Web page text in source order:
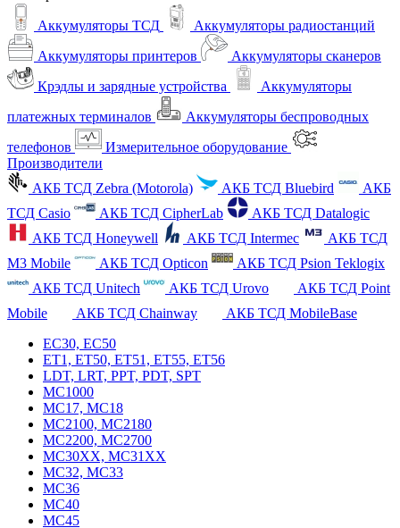
Аккумуляторы ТСД
Аккумуляторы радиостанций
Аккумуляторы принтеров
Аккумуляторы сканеров
Крэдлы и зарядные устройства
Аккумуляторы
платежных терминалов
Аккумуляторы беспроводных
телефонов
Измерительное оборудование
Производители
АКБ ТСД Zebra (Motorola)
АКБ ТСД Bluebird
АКБ
ТСД Casio
АКБ ТСД CipherLab
АКБ ТСД Datalogic
АКБ ТСД Honeywell
АКБ ТСД Intermec
АКБ ТСД
M3 Mobile
АКБ ТСД Opticon
АКБ ТСД Psion Teklogix
АКБ ТСД Unitech
АКБ ТСД Urovo
АКБ ТСД Point
Mobile
АКБ ТСД Chainway
АКБ ТСД MobileBase
EC30, EC50
ET1, ET50, ET51, ET55, ET56
LDT, LRT, PPT, PDT, SPT
MC1000
MC17, MC18
MC2100, MC2180
MC2200, MC2700
MC30XX, MC31XX
MC32, MC33
MC36
MC40
MC45